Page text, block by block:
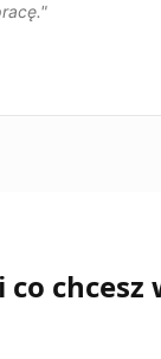
"
chcesz